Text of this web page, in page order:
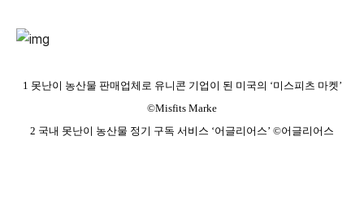
1 못난이 농산물 판매업체로 유니콘 기업이 된 미국의 ‘미스피츠 마켓’
©Misfits Marke
2 국내 못난이 농산물 정기 구독 서비스 ‘어글리어스’ ©어글리어스